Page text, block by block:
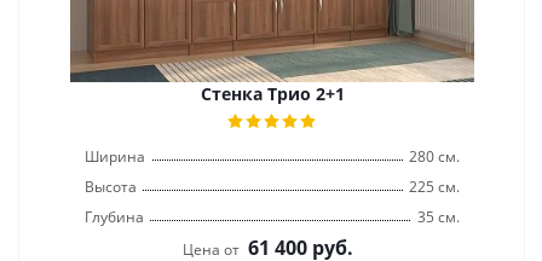
Стенка Трио 2+1
Ширина
280 см.
Высота
225 см.
Глубина
35 см.
Цена от 61 400 руб.